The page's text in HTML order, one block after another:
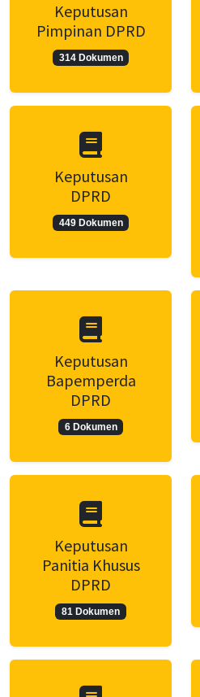
Keputusan
Pimpinan DPRD
314 Dokumen
Keputusan
DPRD
449 Dokumen
Keputusan
Bapemperda
DPRD
6 Dokumen
Keputusan
Panitia Khusus
DPRD
81 Dokumen